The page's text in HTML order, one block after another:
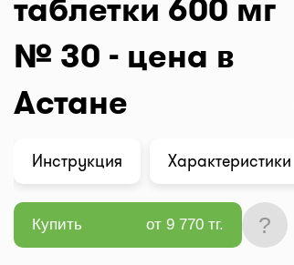
таблетки 600 мг
№ 30 - цена в
Астане
Инструкция Характеристики
Купить от 9 770 тг. ?